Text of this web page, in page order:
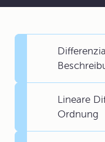
Lineare
Ordnung